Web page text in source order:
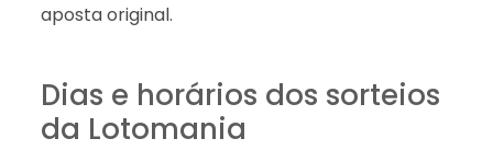
aposta original.
Dias e horários dos sorteios
da Lotomania